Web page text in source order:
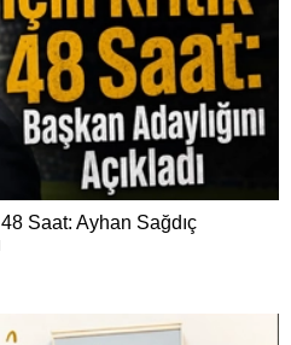
Saat: Ayhan Sağdıç